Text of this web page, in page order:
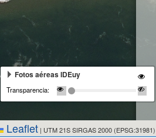
Fotos aéreas IDEuy
Transparencia:
Leaflet | UTM 21S SIRGAS 2000 (EPSG:31981)